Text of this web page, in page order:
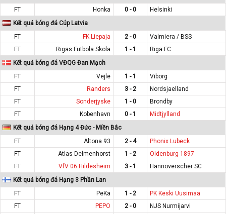
FT
Honka 0 - 0
Helsinki
Kết quả bóng đá Cúp Latvia
FT
FK Liepaja 2 - 0
Valmiera / BSS
FT
Rigas Futbola Skola 1 - 1
Riga FC
Kết quả bóng đá VĐQG Đan Mạch
FT
Vejle 1 - 1
Viborg
FT
Randers 3 - 2
Nordsjaelland
FT
Sonderjyske 1 - 0
Brondby
FT
Kobenhavn 0 - 1
Midtjylland
Kết quả bóng đá Hạng 4 Đức - Miền Bắc
FT
Altona 93 2 - 4
Phonix Lubeck
FT
Atlas Delmenhorst 1 - 2
Oldenburg 1897
FT
VfV 06 Hildesheim 3 - 1
Hannoverscher SC
Kết quả bóng đá Hạng 3 Phần Lan
FT
PeKa 1 - 2
PK Keski Uusimaa
FT
PEPO 2 - 0
NJS Nurmijarvi